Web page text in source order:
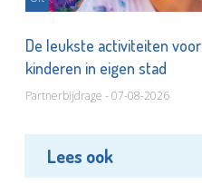
De leukste activiteiten voor
kinderen in eigen stad
Partnerbijdrage - 07-08-2026
Lees ook